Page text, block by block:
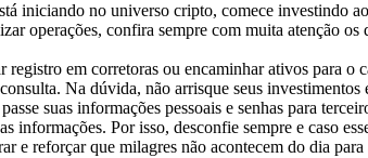
iniciando no universo cripto, comece investindo
operações, confira sempre com muita atenção os
registro em corretoras ou encaminhar ativos para o
Na dúvida, não arrisque seus investimentos
passe suas informações pessoais e senhas para
informações. Por isso, desconfie sempre e caso
e reforçar que milagres não acontecem do dia